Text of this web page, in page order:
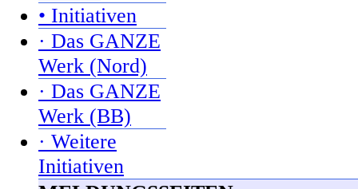
• Initiativen
· Das GANZE
Werk (Nord)
· Das GANZE
Werk (BB)
· Weitere
Initiativen